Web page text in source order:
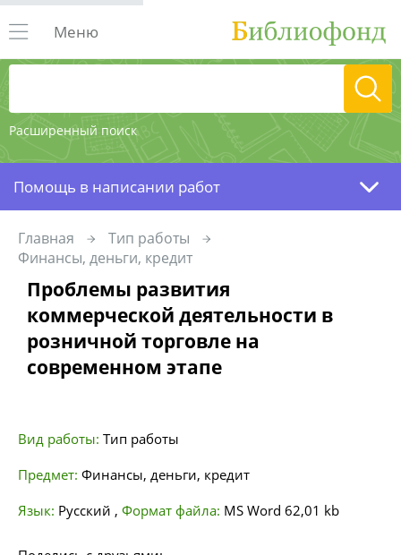
Расширенный поиск
Меню
Помощь в написании работ
Главная
Тип работы
Финансы, деньги, кредит
Проблемы развития
коммерческой деятельности в
розничной торговле на
современном этапе
Вид работы: Тип работы
Предмет: Финансы, деньги, кредит
Язык: Русский , Формат файла: MS Word 62,01 kb